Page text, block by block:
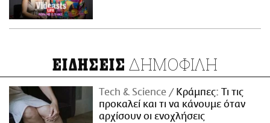
ΕΙΔΗΣΕΙΣ ΔΗΜΟΦΙΛΗ
Τech & Science
Κράμπες: Τι τις
προκαλεί και τι να κάνουμε όταν
αρχίσουν οι ενοχλήσεις